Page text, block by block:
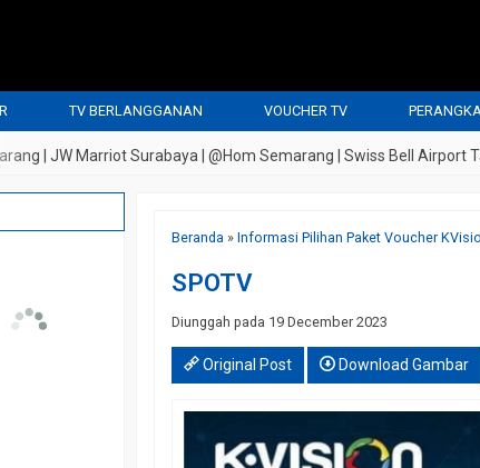
TV BERLANGGANAN VOUCHER TV
JW Marriot Surabaya | @Hom Semarang | Swiss Bell Airport
Beranda »Informasi Pilihan Paket Voucher
SPOTV
Diunggah pada 19 December 2023
Original Post Download Gambar